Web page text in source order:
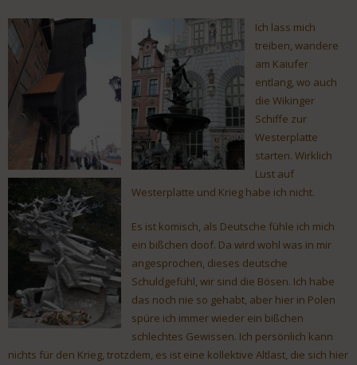
Ich lass mich
treiben, wandere
am Kaiufer
entlang, wo auch
die Wikinger
Schiffe zur
Westerplatte
starten. Wirklich
Lust auf
Westerplatte und Krieg habe ich nicht.
Es ist komisch, als Deutsche fühle ich mich
ein bißchen doof. Da wird wohl was in mir
angesprochen, dieses deutsche
Schuldgefühl, wir sind die Bösen. Ich habe
das noch nie so gehabt, aber hier in Polen
spüre ich immer wieder ein bißchen
schlechtes Gewissen. Ich persönlich kann
nichts für den Krieg, trotzdem, es ist eine kollektive Altlast, die sich hier